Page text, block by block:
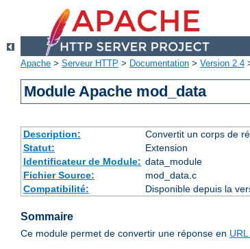
Apache > Serveur HTTP > Documentation > Version 2.4
Module Apache mod_data
Description:
Convertit un corps de
Statut:
Extension
Identificateur de Module: data_module
Fichier Source:
mod_data.c
Compatibilité:
Disponible depuis la
Sommaire
Ce module permet de convertir une réponse en